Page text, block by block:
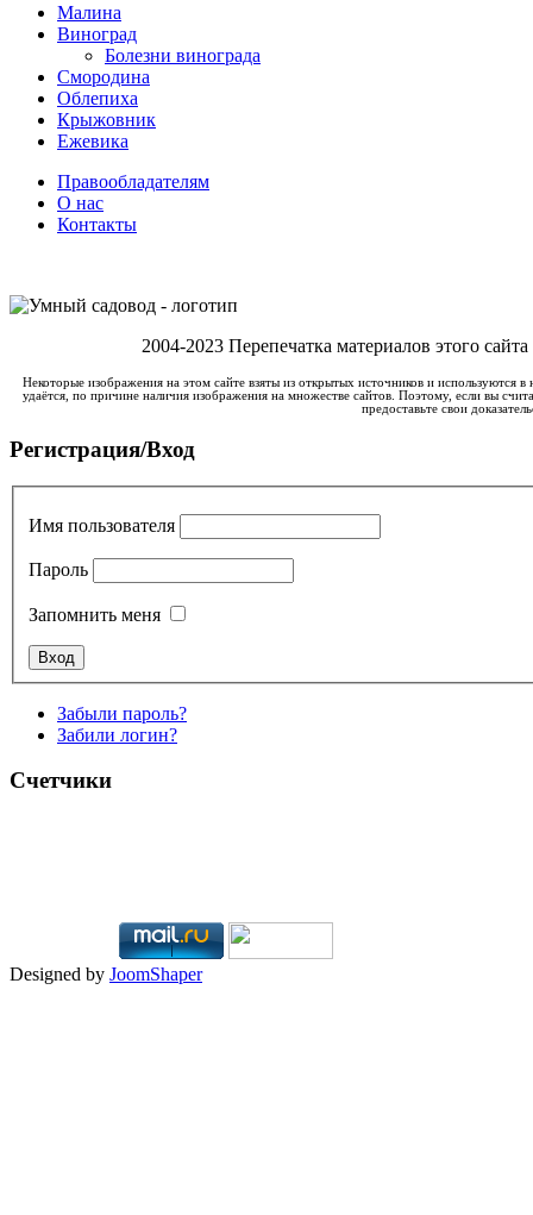
Малина
Виноград
Болезни винограда
Смородина
Облепиха
Крыжовник
Ежевика
Правообладателям
О нас
Контакты
2004-2023 Перепечатка материалов этого
Некоторые изображения на этом сайте взяты из открытых источников и используются
удаётся, по причине наличия изображения на множестве сайтов. Поэтому, если вы
предоставьте свои
Регистрация/Вход
Имя пользователя
Пароль
Запомнить меня
Забыли пароль?
Забили логин?
Счетчики
Designed by JoomShaper